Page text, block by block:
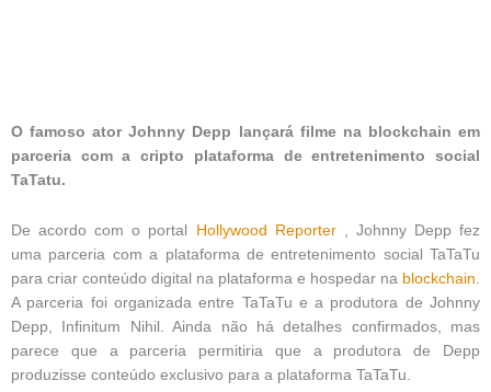
O famoso ator Johnny Depp lançará filme na blockchain em
parceria com a cripto plataforma de entretenimento social
TaTatu.
De acordo com o portal Hollywood Reporter, Johnny Depp fez
uma parceria com a plataforma de entretenimento social TaTaTu
para criar conteúdo digital na plataforma e hospedar na blockchain
A parceria foi organizada entre TaTaTu e a produtora de Johnny
Depp, Infinitum Nihil.
Ainda não há detalhes confirmados, mas
parece que a parceria permitiria que a produtora de Depp
produzisse conteúdo exclusivo para a plataforma TaTaTu.